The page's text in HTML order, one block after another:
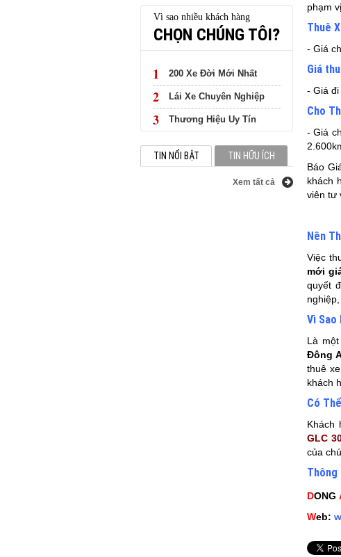
Vì sao nhiều khách hàng
CHỌN CHÚNG TÔI?
1 200 Xe Đời Mới Nhất
2 Lái Xe Chuyên Nghiệp
3 Thương Hiệu Uy Tín
TIN NỔI BẬT TIN HỮU ÍCH
Xem tất cả
phạm
Thuê
- Giá
Giá
- Giá
Cho
- Giá
Báo
khách
viên tư
Nên
Việc
mới
quyết
Vì Sao
Là
Đông
thuê
khách
Có
Khách
GLC
của
Thông
DONG
Web: